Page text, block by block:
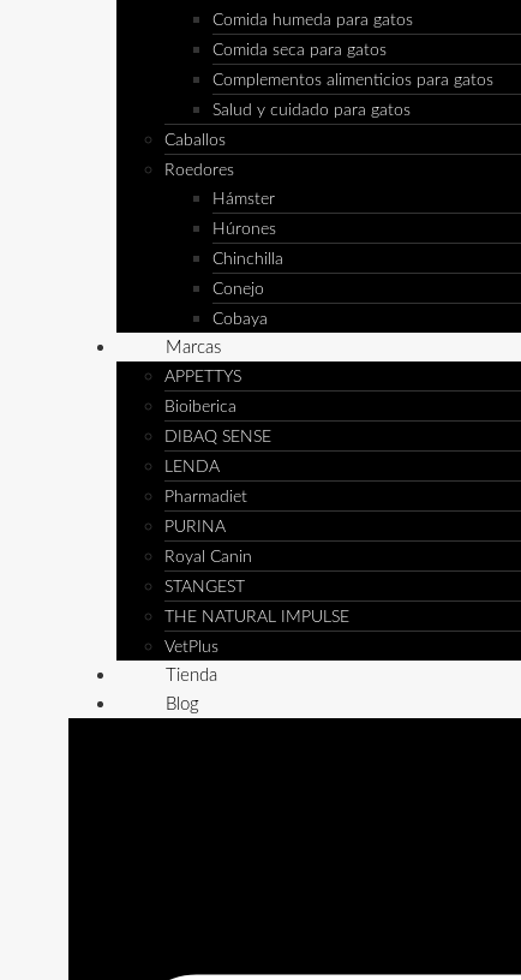
Comida humeda para gatos
Comida seca para gatos
Complementos alimenticios para gatos
Salud y cuidado para gatos
Caballos
Roedores
Hámster
Húrones
Chinchilla
Conejo
Cobaya
Marcas
APPETTYS
Bioiberica
DIBAQ SENSE
LENDA
Pharmadiet
PURINA
Royal Canin
STANGEST
THE NATURAL IMPULSE
VetPlus
Tienda
Blog